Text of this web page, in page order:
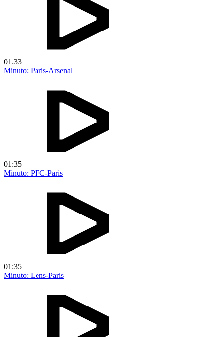
01:33
Minuto: Paris-Arsenal
01:35
Minuto: PFC-Paris
01:35
Minuto: Lens-Paris